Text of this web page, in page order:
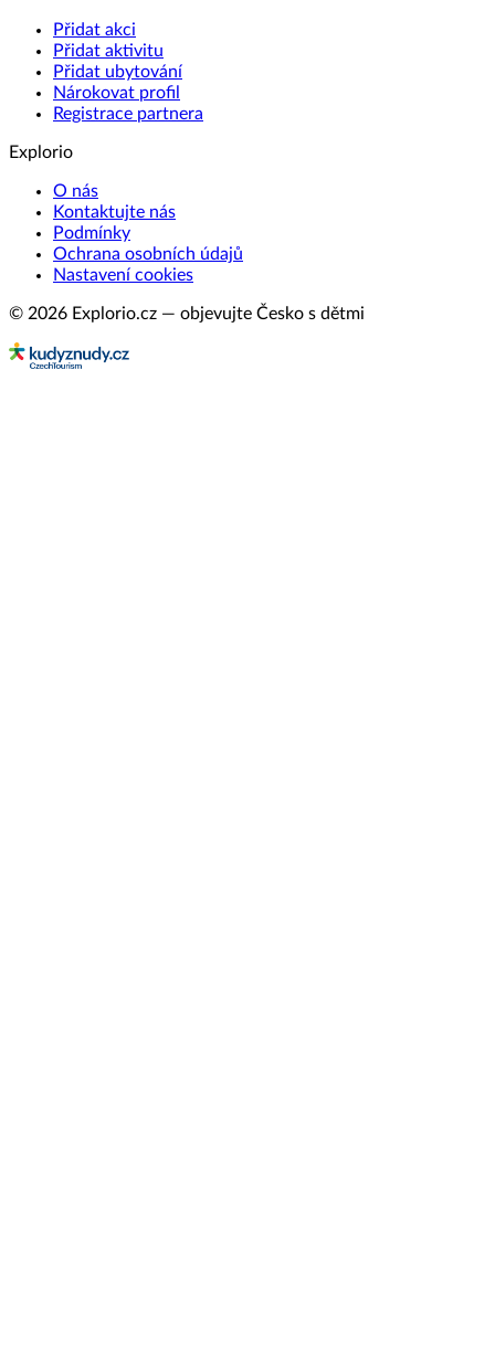
Přidat akci
Přidat aktivitu
Přidat ubytování
Nárokovat profil
Registrace partnera
Explorio
O nás
Kontaktujte nás
Podmínky
Ochrana osobních údajů
Nastavení cookies
© 2026 Explorio.cz — objevujte Česko s dětmi